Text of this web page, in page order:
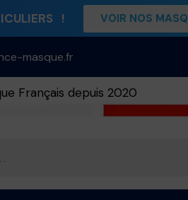
! VOIR NOS
masque.fr
Français depuis 2020